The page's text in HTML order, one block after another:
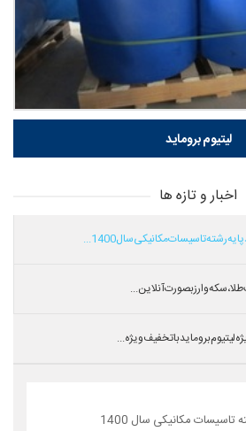
لیتیوم بروماید
اخبار و تازه ها
رشته تاسیسات مکانیکی سال 1400...
و ارز بصورت آنلاین...
لیتیوم بروماید با تخفیف ویژه...
مکانیکی سال 1400